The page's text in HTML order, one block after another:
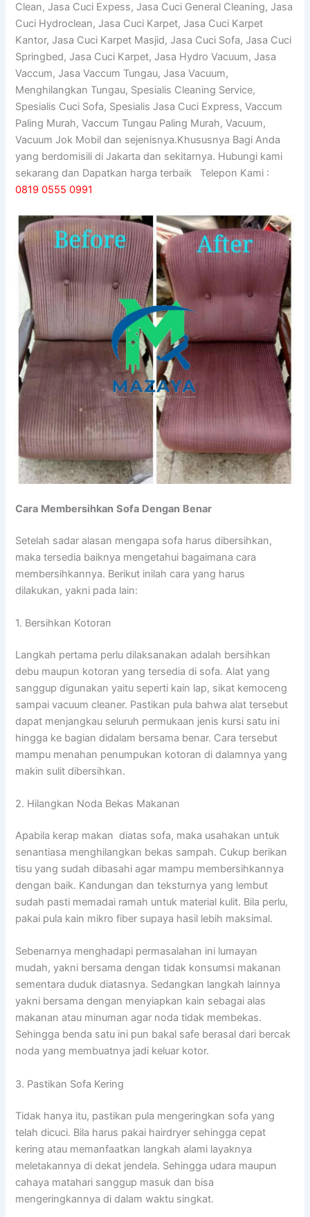
Clean, Jasa Cuci Expess, Jasa Cuci General Cleaning, Jasa
Cuci Hydroclean, Jasa Cuci Karpet, Jasa Cuci Karpet
Kantor, Jasa Cuci Karpet Masjid, Jasa Cuci Sofa, Jasa Cuci
Springbed, Jasa Cuci Karpet, Jasa Hydro Vacuum, Jasa
Vaccum, Jasa Vaccum Tungau, Jasa Vacuum,
Menghilangkan Tungau, Spesialis Cleaning Service,
Spesialis Cuci Sofa, Spesialis Jasa Cuci Express, Vaccum
Paling Murah, Vaccum Tungau Paling Murah, Vacuum,
Vacuum Jok Mobil dan sejenisnya.Khususnya Bagi Anda
yang berdomisili di Jakarta dan sekitarnya. Hubungi kami
sekarang dan Dapatkan harga terbaik Telepon Kami :
0819 0555 0991
Cara Membersihkan Sofa Dengan Benar
Setelah sadar alasan mengapa sofa harus dibersihkan,
maka tersedia baiknya mengetahui bagaimana cara
membersihkannya. Berikut inilah cara yang harus
dilakukan, yakni pada lain:
1. Bersihkan Kotoran
Langkah pertama perlu dilaksanakan adalah bersihkan
debu maupun kotoran yang tersedia di sofa. Alat yang
sanggup digunakan yaitu seperti kain lap, sikat kemoceng
sampai vacuum cleaner. Pastikan pula bahwa alat tersebut
dapat menjangkau seluruh permukaan jenis kursi satu ini
hingga ke bagian didalam bersama benar. Cara tersebut
mampu menahan penumpukan kotoran di dalamnya yang
makin sulit dibersihkan.
2. Hilangkan Noda Bekas Makanan
Apabila kerap makan diatas sofa, maka usahakan untuk
senantiasa menghilangkan bekas sampah. Cukup berikan
tisu yang sudah dibasahi agar mampu membersihkannya
dengan baik. Kandungan dan teksturnya yang lembut
sudah pasti memadai ramah untuk material kulit. Bila perlu,
pakai pula kain mikro fiber supaya hasil lebih maksimal.
Sebenarnya menghadapi permasalahan ini lumayan
mudah, yakni bersama dengan tidak konsumsi makanan
sementara duduk diatasnya. Sedangkan langkah lainnya
yakni bersama dengan menyiapkan kain sebagai alas
makanan atau minuman agar noda tidak membekas.
Sehingga benda satu ini pun bakal safe berasal dari bercak
noda yang membuatnya jadi keluar kotor.
3. Pastikan Sofa Kering
Tidak hanya itu, pastikan pula mengeringkan sofa yang
telah dicuci. Bila harus pakai hairdryer sehingga cepat
kering atau memanfaatkan langkah alami layaknya
meletakannya di dekat jendela. Sehingga udara maupun
cahaya matahari sanggup masuk dan bisa
mengeringkannya di dalam waktu singkat.